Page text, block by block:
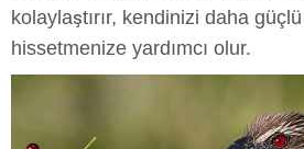
kolaylaştırır, kendinizi daha
hissetmenize yardımcı olur.